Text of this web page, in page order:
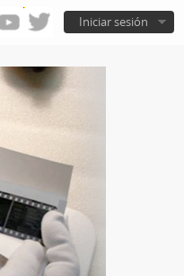
Iniciar sesión